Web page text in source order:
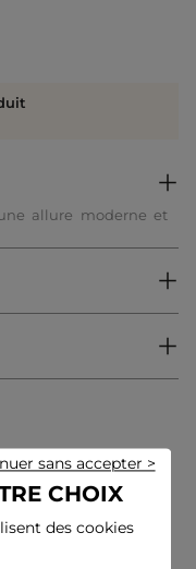
allure moderne et
féminines. Le style
contemporaines.
gilet structuré sans
allure sophistiquée.
CHOIX
des cookies
sans accepter >